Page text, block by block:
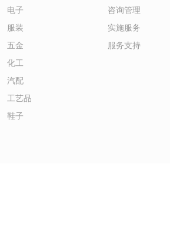
电子
服装
五金
化工
汽配
工艺品
鞋子
咨询管理
实施服务
服务支持